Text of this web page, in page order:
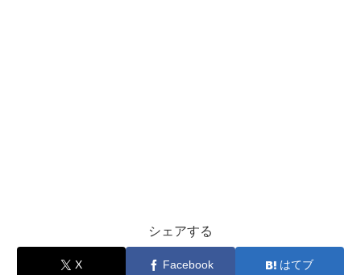
シェアする
X Facebook はてブ